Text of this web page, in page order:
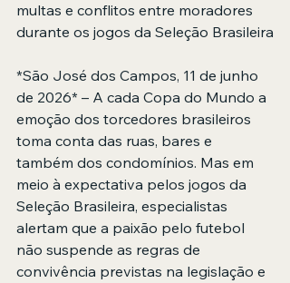
multas e conflitos entre moradores
durante os jogos da Seleção Brasileira
*São José dos Campos, 11 de junho
de 2026* – A cada Copa do Mundo a
emoção dos torcedores brasileiros
toma conta das ruas, bares e
também dos condomínios. Mas em
meio à expectativa pelos jogos da
Seleção Brasileira, especialistas
alertam que a paixão pelo futebol
não suspende as regras de
convivência previstas na legislação e